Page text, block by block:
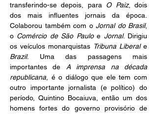
transferindo-se depois, para O Paiz, dois
dos mais influentes jornais da época.
Colaborou também com o Jornal do Brasil,
o Comércio de São Paulo e Jornal. Dirigiu
os veículos monarquistas Tribuna Liberal
Brazil. Uma das passagens mais
importantes de A imprensa na década
republicana , é o diálogo que ele tem com
outro importante jornalista (e político) do
período, Quintino Bocaiuva, então um dos
homens fortes do governo provisório de